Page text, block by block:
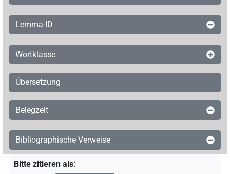
Lemma-ID
Wortklasse
Übersetzung
Belegzeit
Bibliographische Verweise
Bitte zitieren als: